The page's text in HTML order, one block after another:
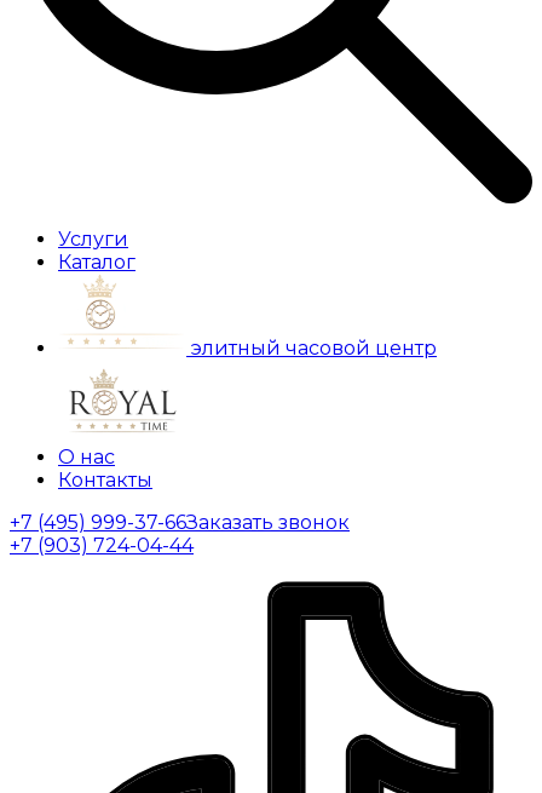
Услуги
Каталог
элитный часовой центр
О нас
Контакты
+7 (495) 999-37-66Заказать звонок
+7 (903) 724-04-44